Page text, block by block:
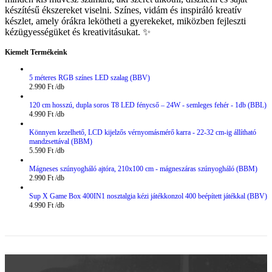
készítésű ékszereket viselni. Színes, vidám és inspiráló kreatív
készlet, amely órákra lekötheti a gyerekeket, miközben fejleszti
kézügyességüket és kreativitásukat. ✨
Kiemelt Termékeink
5 méteres RGB színes LED szalag (BBV)
2.990 Ft
120 cm hosszú, dupla soros T8 LED fénycső – 24W - semleges fehér - 1db (BBL)
4.990 Ft
Könnyen kezelhető, LCD kijelzős vérnyomásmérő karra - 22-32 cm-ig állítható
mandzsettával (BBM)
5.590 Ft
Mágneses szúnyogháló ajtóra, 210x100 cm - mágneszáras szúnyogháló (BBM)
2.990 Ft
Sup X Game Box 400IN1 nosztalgia kézi játékkonzol 400 beépített játékkal (BBV)
4.990 Ft